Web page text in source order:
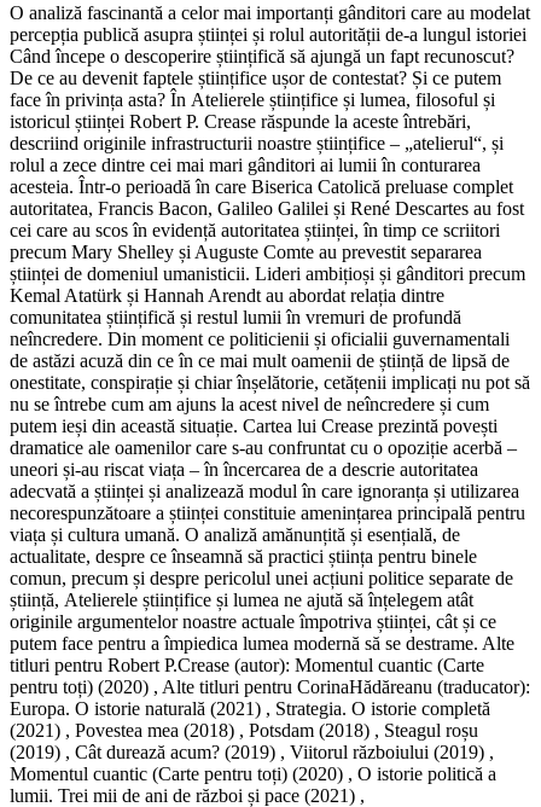
O analiză fascinantă a celor mai importanți gânditori care au modelat
percepția publică asupra științei și rolul autorității de-a lungul istoriei
Când începe o descoperire științifică să ajungă un fapt recunoscut?
De ce au devenit faptele științifice ușor de contestat? Și ce putem
face în privința asta? În Atelierele științifice și lumea, filosoful și
istoricul științei Robert P. Crease răspunde la aceste întrebări,
descriind originile infrastructurii noastre științifice – „atelierul“, și
rolul a zece dintre cei mai mari gânditori ai lumii în conturarea
acesteia. Într-o perioadă în care Biserica Catolică preluase complet
autoritatea, Francis Bacon, Galileo Galilei și René Descartes au fost
cei care au scos în evidență autoritatea științei, în timp ce scriitori
precum Mary Shelley și Auguste Comte au prevestit separarea
științei de domeniul umanisticii. Lideri ambițioși și gânditori precum
Kemal Atatürk și Hannah Arendt au abordat relația dintre
comunitatea științifică și restul lumii în vremuri de profundă
neîncredere. Din moment ce politicienii și oficialii guvernamentali
de astăzi acuză din ce în ce mai mult oamenii de știință de lipsă de
onestitate, conspirație și chiar înșelătorie, cetățenii implicați nu pot să
nu se întrebe cum am ajuns la acest nivel de neîncredere și cum
putem ieși din această situație. Cartea lui Crease prezintă povești
dramatice ale oamenilor care s-au confruntat cu o opoziție acerbă –
uneori și-au riscat viața – în încercarea de a descrie autoritatea
adecvată a științei și analizează modul în care ignoranța și utilizarea
necorespunzătoare a științei constituie amenințarea principală pentru
viața și cultura umană. O analiză amănunțită și esențială, de
actualitate, despre ce înseamnă să practici știința pentru binele
comun, precum și despre pericolul unei acțiuni politice separate de
știință, Atelierele științifice și lumea ne ajută să înțelegem atât
originile argumentelor noastre actuale împotriva științei, cât și ce
putem face pentru a împiedica lumea modernă să se destrame. Alte
titluri pentru Robert P.Crease (autor): Momentul cuantic (Carte
pentru toți) (2020) , Alte titluri pentru CorinaHădăreanu (traducator):
Europa. O istorie naturală (2021) , Strategia. O istorie completă
(2021) , Povestea mea (2018) , Potsdam (2018) , Steagul roșu
(2019) , Cât durează acum? (2019) , Viitorul războiului (2019) ,
Momentul cuantic (Carte pentru toți) (2020) , O istorie politică a
lumii. Trei mii de ani de război și pace (2021) ,